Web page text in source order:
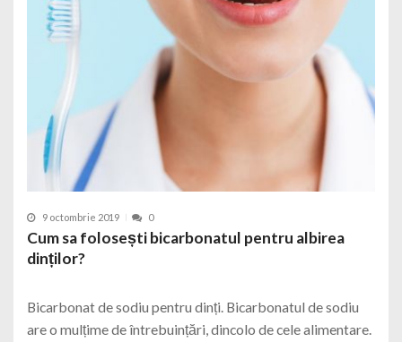
9 octombrie 2019 0
Cum sa folosești bicarbonatul pentru albirea
dinților?
Bicarbonat de sodiu pentru dinți. Bicarbonatul de sodiu
are o mulțime de întrebuințări, dincolo de cele alimentare.